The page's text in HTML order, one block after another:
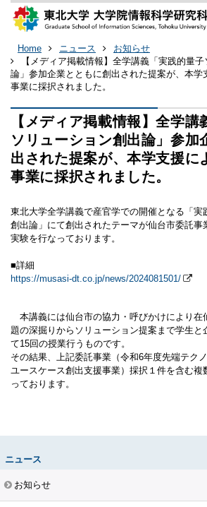
Home ニュース
お知らせ
【メディア掲載情報】全学講義「実践的量
論」参加企業とともに創出された提案が、本学
事業に採択されました。
【メディア掲載情報】全学講
ソリューション創出論」参加
出された提案が、本学支援に
事業に採択されました。
東北大学全学講義で産官学での開催となる「実
創出論」にて創出されたテーマが仙台市委託事
実験を行なっております。
■詳細
https://musasi-dt.co.jp/news/2024081501/
本講義には仙台市の協力・呼びかけにより在
題の深掘りからソリューション提案まで学生と
て15回の授業行うものです。
その結果、上記委託事業（令和6年度先端テク
ユースケース創出支援事業）採択１件を含む複
っております。
ニュース
お知らせ